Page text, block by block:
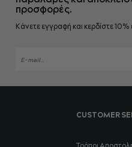
CUSTOMER
προσφορές.
Κάνετε εγγραφή και κερδίστε